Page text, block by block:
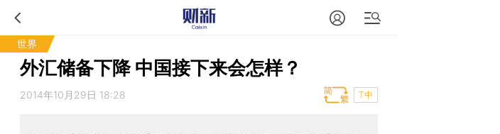
世界
外汇储备下降 中国接下来会怎样？
2014年10月29日 18:28 T中